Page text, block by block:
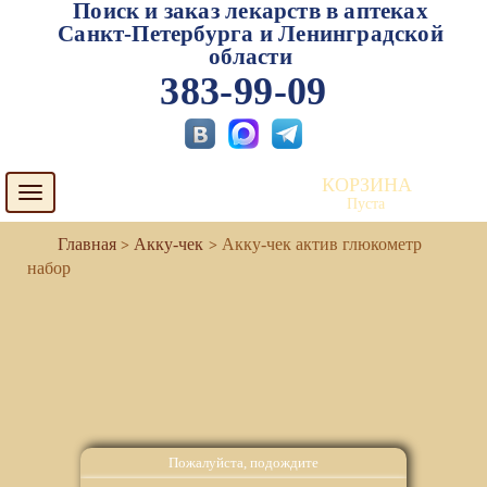
Пожалуйста, подождите
Поиск и заказ лекарств в аптеках
Санкт-Петербурга и Ленинградской
области
383-99-09
Toggle
navigation
КОРЗИНА
Пуста
Акку-чек
Акку-чек актив глюкометр
набор